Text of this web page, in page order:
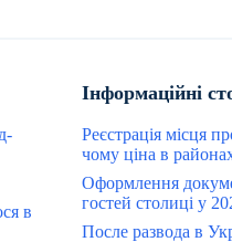
в
Інформаційні
Реєстрація місця
чому ціна в
Оформлення
гостей столиці у
После развода в